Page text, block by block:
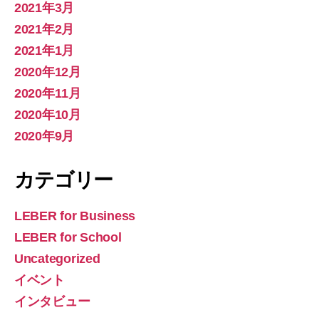
2021年3月
2021年2月
2021年1月
2020年12月
2020年11月
2020年10月
2020年9月
カテゴリー
LEBER for Business
LEBER for School
Uncategorized
イベント
インタビュー